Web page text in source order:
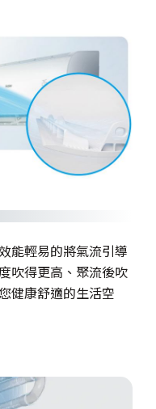
能輕易的將氣流引導
吹得更高、聚流後吹
健康舒適的生活空